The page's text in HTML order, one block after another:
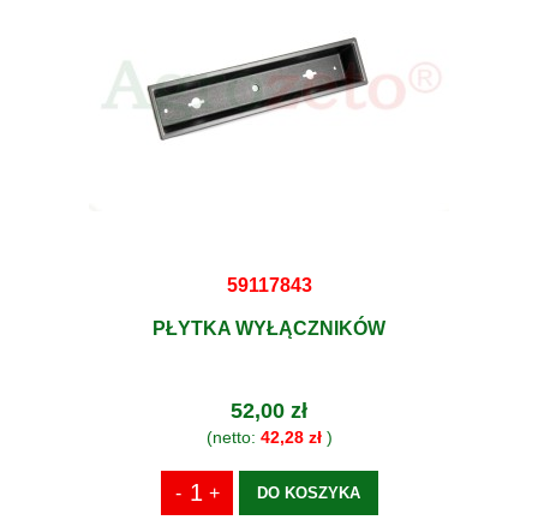
59117843
PŁYTKA WYŁĄCZNIKÓW
52,00 zł
(netto: 42,28 zł)
DO KOSZYKA